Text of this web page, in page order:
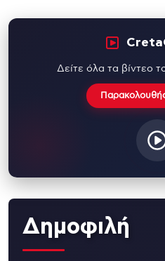
Δείτε όλα τα βίντεο
Δημοφιλή